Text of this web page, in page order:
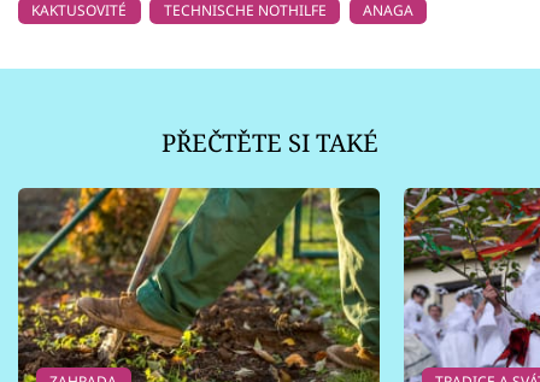
KAKTUSOVITÉ
TECHNISCHE NOTHILFE ANAGA
PŘEČTĚTE SI TAKÉ